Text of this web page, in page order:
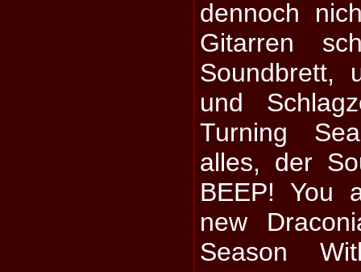
dennoch
Gitarren
Soundbrett,
und
Turning
alles, der
BEEP! You
new
Season